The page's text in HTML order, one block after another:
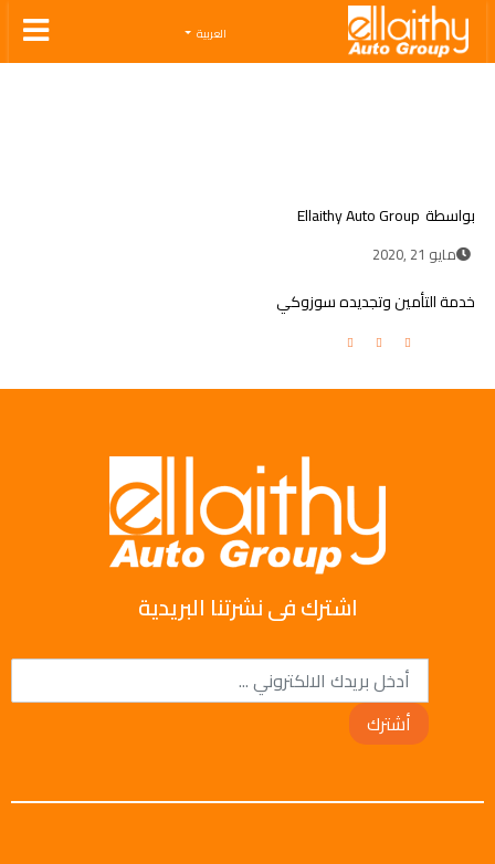
Ellaithy Auto Group
العربية
بواسطة Ellaithy Auto Group
مايو 21 ,2020
خدمة التأمين وتجديده سوزوكي
اشترك فى نشرتنا البريدية
أشترك